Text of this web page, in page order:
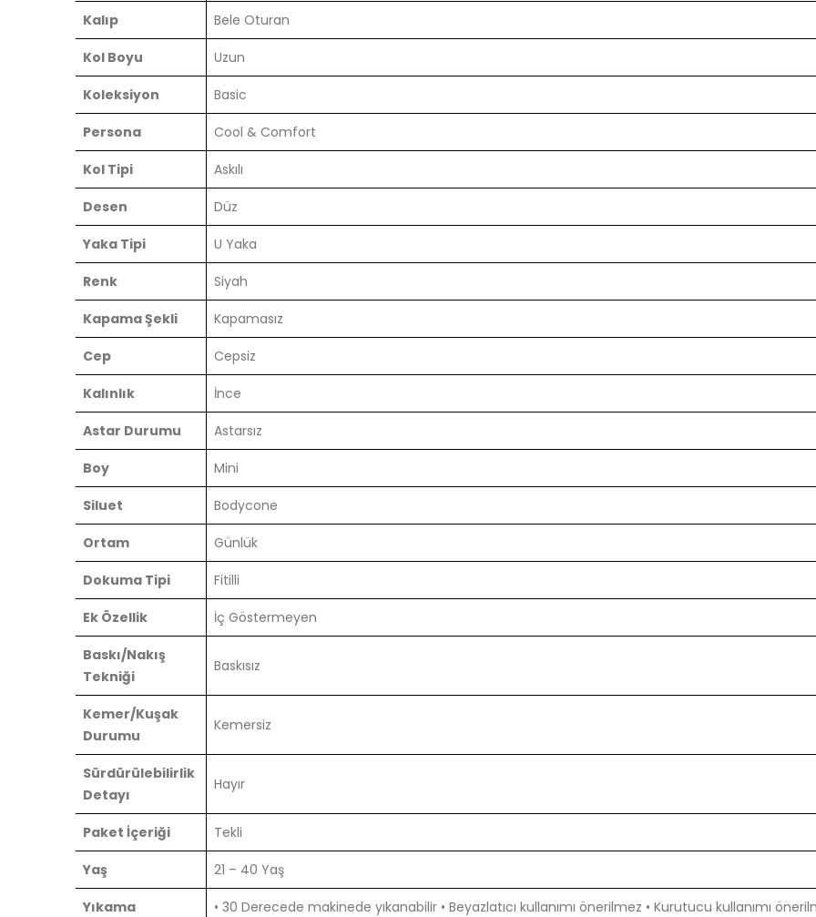
Kalıp Bele Oturan
Kol Boyu Uzun
Koleksiyon Basic
Persona Cool & Comfort
Kol Tipi Askılı
Desen Düz
Yaka Tipi U Yaka
Renk Siyah
Kapama Şekli Kapamasız
Cep Cepsiz
Kalınlık İnce
Astar Durumu Astarsız
Boy Mini
Siluet Bodycone
Ortam Günlük
Dokuma Tipi Fitilli
Ek Özellik İç Göstermeyen
Baskı/Nakış
Tekniği
Baskısız
Kemer/Kuşak
Durumu
Kemersiz
Sürdürülebilirlik
Detayı
Hayır
Paket İçeriği Tekli
Yaş 21 – 40 Yaş
Yıkama
• 30 Derecede makinede yıkanabilir • Beyazlatıcı kullanımı önerilmez • Kurutucu kullanımı